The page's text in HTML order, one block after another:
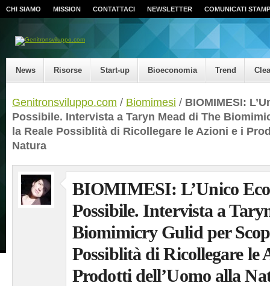
CHI SIAMO MISSION CONTATTACI NEWSLETTER COMUNICATI
News Risorse Start-up Bioeconomia Trend
Genitronsviluppo.com / Biomimesi / BIOMIMESI:
Possibile. Intervista a Taryn Mead di The
la Reale Possiblità di Ricollegare le Azioni e i
Natura
BIOMIMESI: L’Unico
Possibile. Intervista a
Biomimicry Gulid per
Possiblità di Ricollegare le
Prodotti dell’Uomo alla